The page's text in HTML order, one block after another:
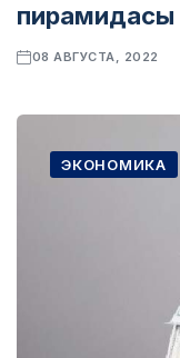
пирамидасы
08 АВГУСТА, 2022
ЭКОНОМИКА